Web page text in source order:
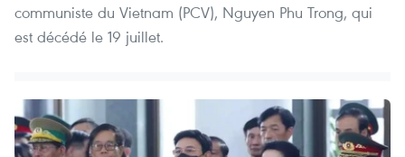
communiste du Vietnam (PCV), Nguyen Phu Trong, qui
est décédé le 19 juillet.